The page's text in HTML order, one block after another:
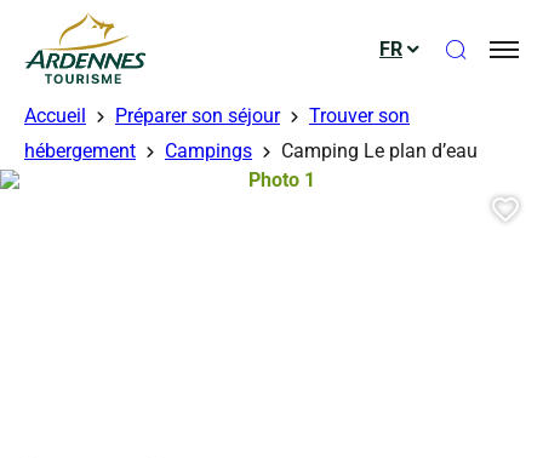
ADT des Ardennes
FR Ouvrir
Accueil Préparer son séjour
Trouver son
hébergement
Campings Camping Le plan d’eau
Photo 1, © Droits libres